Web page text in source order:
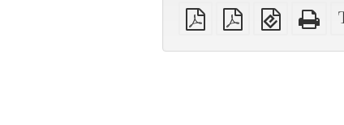
обичен
PDF
А4
PDF
EPUB
(за